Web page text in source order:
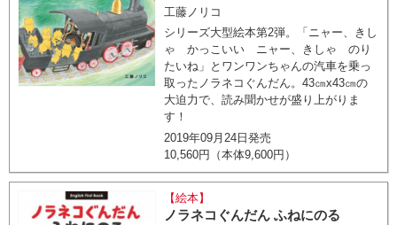
工藤ノリコ
シリーズ大型絵本第2弾。「ニャー、きし
ゃ かっこいい ニャー、きしゃ のり
たいね」とワンワンちゃんの汽車を乗っ
取ったノラネコぐんだん。43㎝x43㎝の
大迫力で、読み聞かせが盛り上がりま
す！
2019年09月24日発売
10,560円（本体9,600円）
【絵本】
ノラネコぐんだん ふねにのる